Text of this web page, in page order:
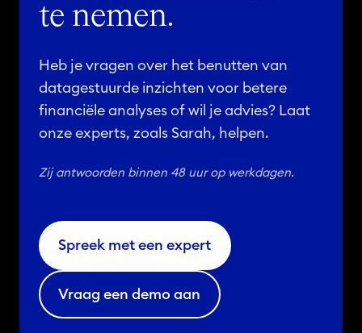
te nemen.
Heb je vragen over het benutten van
datagestuurde inzichten voor betere
financiële analyses of wil je advies? Laat
onze experts, zoals Sarah, helpen.
Zij antwoorden binnen 48 uur op werkdagen.
Spreek met een expert
Vraag een demo aan